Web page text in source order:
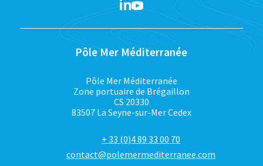
Pôle Mer Méditerranée
Pôle Mer Méditerranée
Zone portuaire de Brégaillon
CS 20330
83507 La Seyne-sur-Mer Cedex
+ 33 (0)4 89 33 00 70
contact@polemermediterranee.com